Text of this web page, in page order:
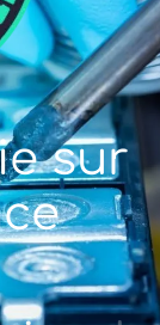
sur